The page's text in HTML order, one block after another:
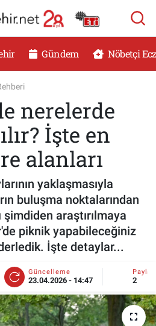
Gündem Nöbetçi
nerelerde
İşte en
alanları
yaklaşmasıyla
buluşma noktalarından
araştırılmaya
piknik yapabileceğiniz
İşte detaylar...
Güncelleme
23.04.2026 - 14:47 2
ECZANELER
Haritası
ve Fikstür